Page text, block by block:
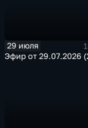
29 июля
Эфир от 29.07.2026